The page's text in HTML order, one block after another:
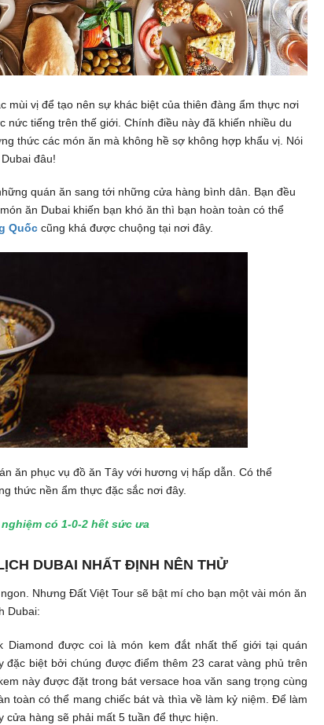
mùi vị để tạo nên sự khác biệt của thiên đàng ẩm thực nơi
nức tiếng trên thế giới. Chính điều này đã khiến nhiều du
thức các món ăn mà không hề sợ không hợp khẩu vị. Nói
đâu!
quán ăn sang tới những cửa hàng bình dân. Bạn đều
ăn Dubai khiến bạn khó ăn thì bạn hoàn toàn có thể
Quốc cũng khá được chuộng tại nơi đây.
ăn phục vụ đồ ăn Tây với hương vị hấp dẫn. Có thể
thức nền ẩm thực đặc sắc nơi đây.
có 1-0-2 hết sức ưa
DUBAI NHẤT ĐỊNH NÊN THỬ
Nhưng Đất Việt Tour sẽ bật mí cho bạn một vài món ăn
Dubai:
Diamond được coi là món kem đắt nhất thế giới tại quán
đặc biệt bởi chúng được điểm thêm 23 carat vàng phủ trên
này được đặt trong bát versace hoa văn sang trọng cùng
toàn có thể mang chiếc bát và thìa về làm kỷ niệm. Để làm
hàng sẽ phải mất 5 tuần để thực hiện.